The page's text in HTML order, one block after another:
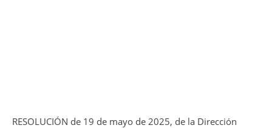
RESOLUCIÓN de 19 de mayo de 2025, de la Dirección